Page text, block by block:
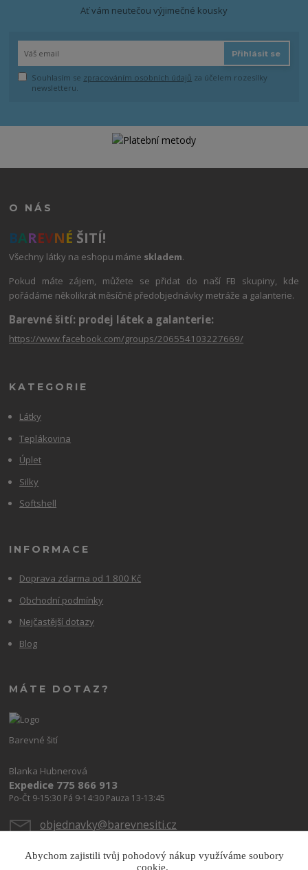
Ať vám neutečou výjimečné kousky
Přihlásit se
Souhlasím se zpracováním osobních údajů za účelem rozesílky
newsletteru.
O NÁS
BAREVNÉ ŠITÍ!
Všechny látky na eshopu máme skladem.
Pokud máte zájem, můžete se přidat do naší FB skupiny, kde
pořádáme několikrát měsíčně předobjednávky metráže a galanterie.
Barevné šití: prodej látek a galanterie:
https://www.facebook.com/groups/206554103227669/
KATEGORIE
Látky
Teplákovina
Úplet
Silky
Softshell
INFORMACE
Doprava zdarma od 1 800 Kč
Obchodní podmínky
Nejčastější dotazy
Blog
MÁTE DOTAZ?
Barevné šití
Blanka Hubnerová
Expedice 775 866 913
Po-Čt 9-15:30 Pá 9-14:30 Pauza 13-13:45
objednavky@barevnesiti.cz
Abychom zajistili tvůj pohodový nákup využíváme soubory
cookie.